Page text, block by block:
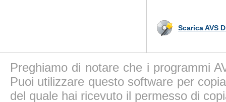
Scarica AVS
Preghiamo di notare che i programmi
Puoi utilizzare questo software per
del quale hai ricevuto il permesso di